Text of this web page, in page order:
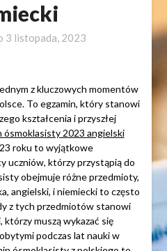
3 listopada, 2023
z kluczowych momentów
To egzamin, który stanowi
kształcenia i przyszłej
ósmoklasisty 2023 angielski
roku to wyjątkowe
uczniów, którzy przystąpią do
obejmuje różne przedmioty,
angielski, i niemiecki to często
z tych przedmiotów stanowi
którzy muszą wykazać się
podczas lat nauki w